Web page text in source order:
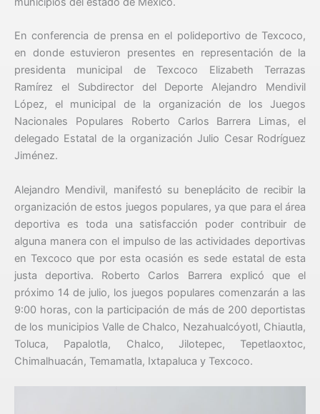
En conferencia de prensa en el polideportivo de Texcoco,
en donde estuvieron presentes en representación de la
presidenta municipal de Texcoco Elizabeth Terrazas
Ramírez el Subdirector del Deporte Alejandro Mendivil
López, el municipal de la organización de los Juegos
Nacionales Populares Roberto Carlos Barrera Limas, el
delegado Estatal de la organización Julio Cesar Rodríguez
Jiménez.
Alejandro Mendivil, manifestó su beneplácito de recibir la
organización de estos juegos populares, ya que para el área
deportiva es toda una satisfacción poder contribuir de
alguna manera con el impulso de las actividades deportivas
en Texcoco que por esta ocasión es sede estatal de esta
justa deportiva. Roberto Carlos Barrera explicó que el
próximo 14 de julio, los juegos populares comenzarán a las
9:00 horas, con la participación de más de 200 deportistas
de los municipios Valle de Chalco, Nezahualcóyotl, Chiautla,
Toluca, Papalotla, Chalco, Jilotepec, Tepetlaoxtoc,
Chimalhuacán, Temamatla, Ixtapaluca y Texcoco.